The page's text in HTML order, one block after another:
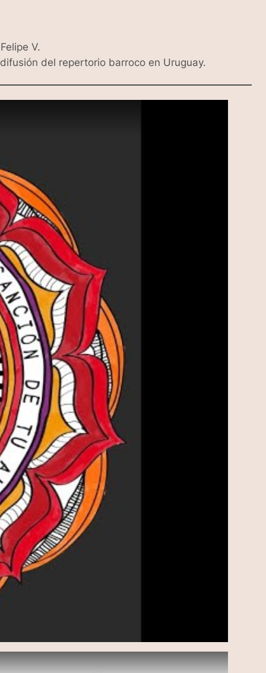
V.
del repertorio barroco en Uruguay.